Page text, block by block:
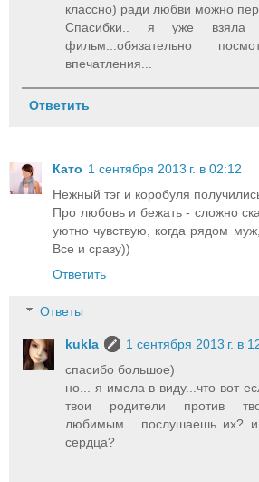
классно) ради любви можно
Спасибки.. я уже взяла
фильм...обязательно
впечатления...
Ответить
Като 1 сентября 2013 г. в 02:12
Нежный тэг и коробуля
Про любовь и бежать - сложно
уютно чувствую, когда рядом
Все и сразу))
Ответить
Ответы
kukla
1 сентября 2013 г. в
спасибо большое)
но... я имела в виду...что вот
твои родители против
любимым... послушаешь их?
сердца?